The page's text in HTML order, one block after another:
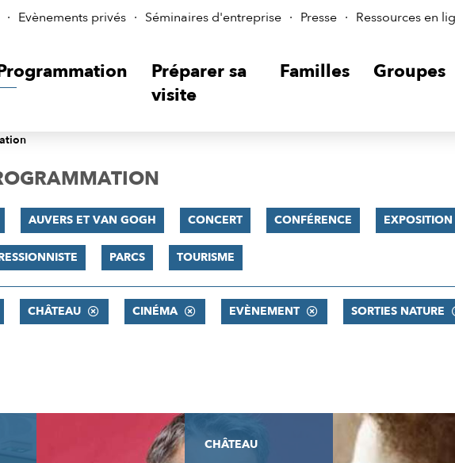
Evènements privés Séminaires d'entreprise Presse Ressources en
Préparer sa
visite
Familles Groupes
AUVERS ET VAN GOGH CONCERT CONFÉRENCE EXPOSITION
PARCS TOURISME
CHÂTEAU CINÉMA EVÈNEMENT SORTIES NATURE
CHÂTEAU